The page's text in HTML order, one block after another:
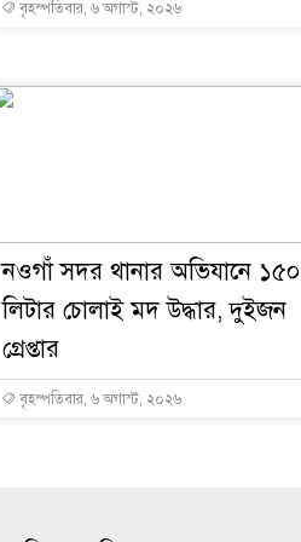
বৃহস্পতিবার, ৬ অগাস্ট, ২০২৬
নওগাঁ সদর থানার অভিযানে ১৫০
লিটার চোলাই মদ উদ্ধার, দুইজন
গ্রেপ্তার
বৃহস্পতিবার, ৬ অগাস্ট, ২০২৬